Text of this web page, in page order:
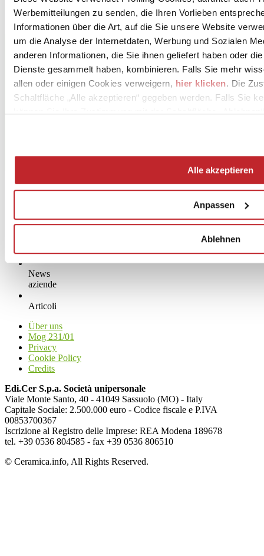
Werbemitteilungen zu senden, die Ihren Vorlieben
Informationen über die Art, auf die Sie unsere Website
um die Analyse der Internetdaten, Werbung und Sozialen
anderen Informationen, die Sie ihnen geliefert haben oder
Dienste gesammelt haben, kombinieren. Falls Sie mehr
allen oder einigen Cookies verweigern, hier klicken. Die
Schaltfläche „Alle akzeptieren“ gegeben werden. Falls Sie
können Sie Ihre Zustimmung mit der Schaltfläche
Alle akzeptieren
Anpassen
Ablehnen
LEA CERAMICHE - PANARIAGROUP INDUSTRIE
CERAMICHE S.p.A.
Via Cameazzo 21
FIORANO MODENESE, 41042
Modena
Tel. 0536 837811
News
aziende
Articoli
Über uns
Mog 231/01
Privacy
Cookie Policy
Credits
Edi.Cer S.p.a. Società unipersonale
Viale Monte Santo, 40 - 41049 Sassuolo (MO) - Italy
Capitale Sociale: 2.500.000 euro - Codice fiscale e P.IVA
00853700367
Iscrizione al Registro delle Imprese: REA Modena 189678
tel. +39 0536 804585 - fax +39 0536 806510
© Ceramica.info, All Rights Reserved.